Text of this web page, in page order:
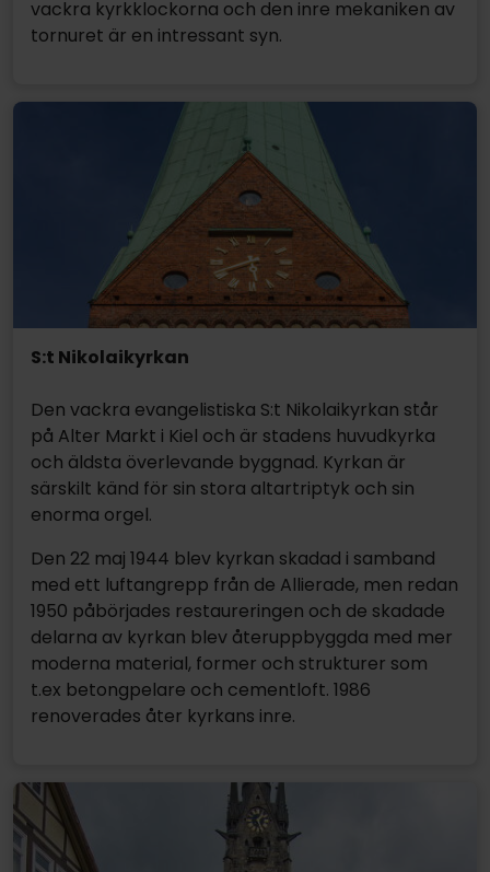
vackra kyrkklockorna och den inre mekaniken av
tornuret är en intressant syn.
S:t Nikolaikyrkan
Den vackra evangelistiska S:t Nikolaikyrkan står
på Alter Markt i Kiel och är stadens huvudkyrka
och äldsta överlevande byggnad. Kyrkan är
särskilt känd för sin stora altartriptyk och sin
enorma orgel.
Den 22 maj 1944 blev kyrkan skadad i samband
med ett luftangrepp från de Allierade, men redan
1950 påbörjades restaureringen och de skadade
delarna av kyrkan blev återuppbyggda med mer
moderna material, former och strukturer som
t.ex betongpelare och cementloft. 1986
renoverades åter kyrkans inre.